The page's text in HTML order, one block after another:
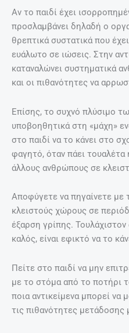
Αν το παιδί έχει
προσλαμβάνει δηλαδή ο
θρεπτικά συστατικά που
ευάλωτο σε ιώσεις. Στην
καταναλώνει συστηματικά
και οι πιθανότητες να
Επίσης, το συχνό πλύσιμο
υποβοηθητικά στη «μάχη»
στο παιδί να το κάνει στο
φαγητό, όταν πάει
άλλους ανθρώπους σε
Αποφύγετε να πηγαίνετε με
κλειστούς χώρους σε
έξαρση γρίπης.
καλός, είναι εφικτό να το
Πείτε στο παιδί να μην
με το στόμα από το ποτήρι
ποια αντικείμενα μπορεί να
τις πιθανότητες μετάδοσης